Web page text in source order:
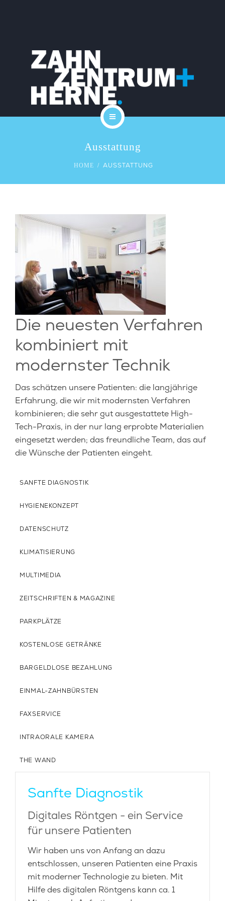
LEISTUNGEN
KOSTEN
SERVICE
PRAXIS
LEISTUNGEN
KOSTEN
SERVICE
KONTAKT
BLOG
Ausstattung
HOME AUSSTATTUNG
Die neuesten Verfahren
kombiniert mit
modernster Technik
Das schätzen unsere Patienten: die langjährige
Erfahrung, die wir mit modernsten Verfahren
kombinieren; die sehr gut ausgestattete High-
Tech-Praxis, in der nur lang erprobte Materialien
eingesetzt werden; das freundliche Team, das auf
die Wünsche der Patienten eingeht.
SANFTE DIAGNOSTIK
HYGIENEKONZEPT
DATENSCHUTZ
KLIMATISIERUNG
MULTIMEDIA
ZEITSCHRIFTEN & MAGAZINE
PARKPLÄTZE
KOSTENLOSE GETRÄNKE
BARGELDLOSE BEZAHLUNG
EINMAL-ZAHNBÜRSTEN
FAXSERVICE
INTRAORALE KAMERA
THE WAND
Sanfte Diagnostik
Digitales Röntgen - ein Service
für unsere Patienten
Wir haben uns von Anfang an dazu
entschlossen, unseren Patienten eine Praxis
mit moderner Technologie zu bieten. Mit
Hilfe des digitalen Röntgens kann ca. 1